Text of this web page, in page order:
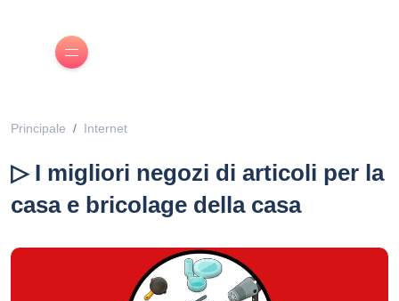
Principale Internet
▷ I migliori negozi di articoli per la
casa e bricolage della casa